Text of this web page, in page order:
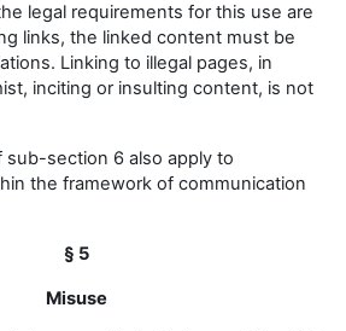
legal requirements for this use are
links, the linked content must be
Linking to illegal pages, in
inciting or insulting content, is not
sub-section 6 also apply to
the framework of communication
§ 5
Misuse